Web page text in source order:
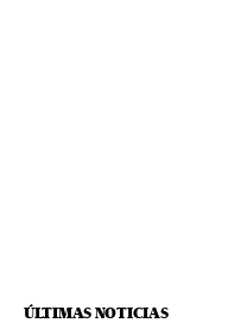
ÚLTIMAS NOTICIAS